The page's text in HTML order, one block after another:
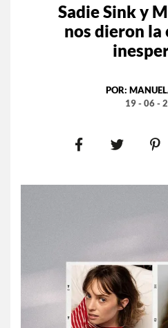
Sadie Sink y
nos dieron la
POR:
19 - 06 -